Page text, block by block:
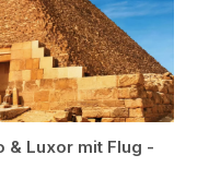
& Luxor mit Flug -